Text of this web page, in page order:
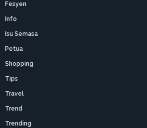
Fesyen
Info
Isu Semasa
Petua
Shopping
Tips
Travel
Trend
Trending